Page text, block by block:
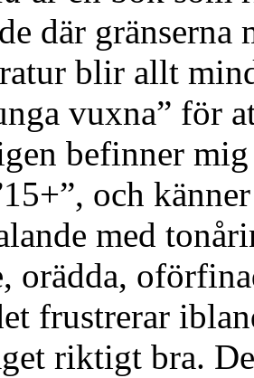
där
blir allt
vuxna” för
befinner
och
med
orädda,
frustrerar
riktigt bra.